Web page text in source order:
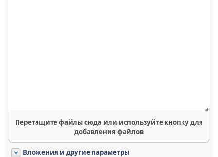
Перетащите файлы сюда или используйте кнопку для
добавления файлов
Вложения и другие параметры